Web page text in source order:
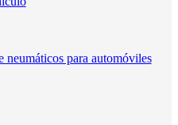
neumáticos para automóviles